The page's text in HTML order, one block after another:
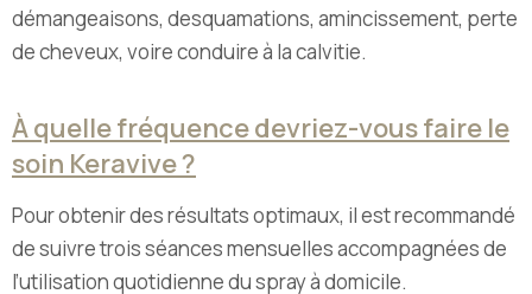
démangeaisons, desquamations, amincissement, perte
de cheveux, voire conduire à la calvitie.
À quelle fréquence devriez-vous faire le
soin Keravive ?
Pour obtenir des résultats optimaux, il est recommandé
de suivre trois séances mensuelles accompagnées de
l’utilisation quotidienne du spray à domicile.